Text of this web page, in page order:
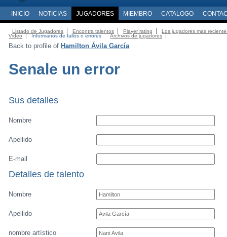
INICIO NOTICIAS JUGADORES MIEMBRO CATALOGO
Listado de Jugadores Encontra talentos Player rating
Los jugadores mas
Video
Informanos de fallos o errores Archivos de jugadores
Back to profile of Hamilton Ávila García
Senale un error
Sus detalles
Nombre
Apellido
E-mail
Detalles de talento
Nombre
Apellido
nombre artístico